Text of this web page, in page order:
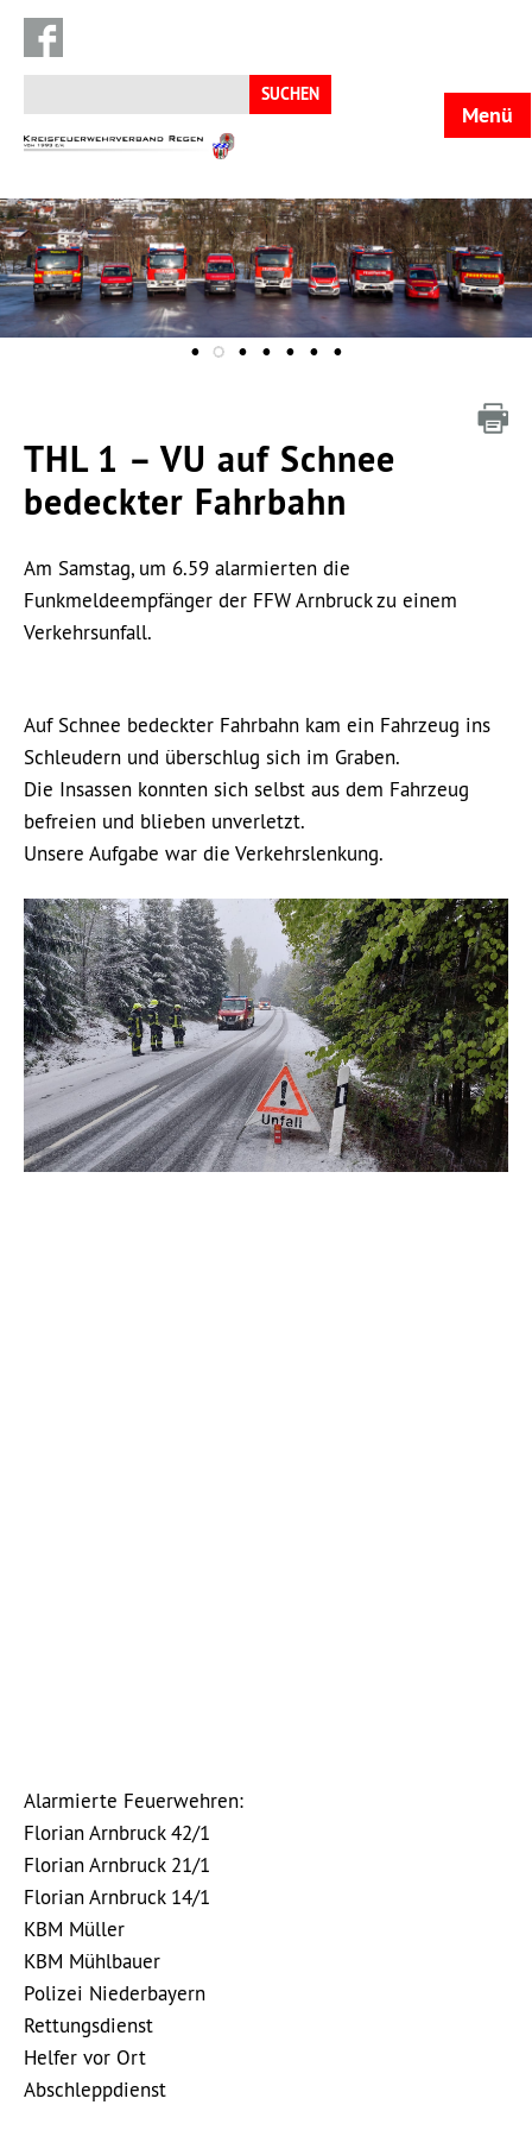
Suchen
nach:
KFV
Menü
THL 1 – VU auf Schnee
bedeckter Fahrbahn
Am Samstag, um 6.59 alarmierten die
Funkmeldeempfänger der FFW Arnbruck zu einem
Verkehrsunfall.
Auf Schnee bedeckter Fahrbahn kam ein Fahrzeug ins
Schleudern und überschlug sich im Graben.
Die Insassen konnten sich selbst aus dem Fahrzeug
befreien und blieben unverletzt.
Unsere Aufgabe war die Verkehrslenkung.
Alarmierte Feuerwehren:
Florian Arnbruck 42/1
Florian Arnbruck 21/1
Florian Arnbruck 14/1
KBM Müller
KBM Mühlbauer
Polizei Niederbayern
Rettungsdienst
Helfer vor Ort
Abschleppdienst